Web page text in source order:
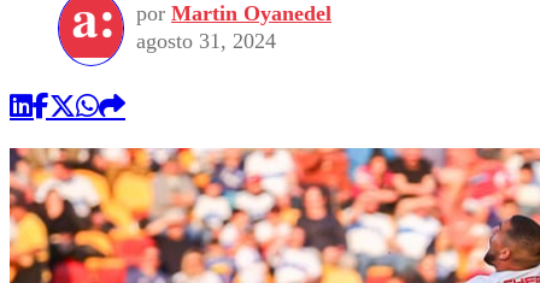
por Martin Oyanedel
agosto 31, 2024